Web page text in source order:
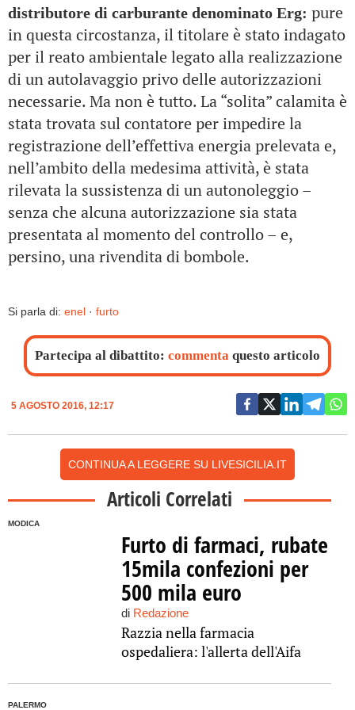
distributore di carburante denominato Erg: pure
in questa circostanza, il titolare è stato indagato
per il reato ambientale legato alla realizzazione
di un autolavaggio privo delle autorizzazioni
necessarie. Ma non è tutto. La “solita” calamita è
stata trovata sul contatore per impedire la
registrazione dell’effettiva energia prelevata e,
nell’ambito della medesima attività, è stata
rilevata la sussistenza di un autonoleggio –
senza che alcuna autorizzazione sia stata
presentata al momento del controllo – e,
persino, una rivendita di bombole.
Si parla di: enel · furto
Partecipa al dibattito: commenta questo articolo
5 AGOSTO 2016, 12:17
CONTINUA A LEGGERE SU LIVESICILIA.IT
Articoli Correlati
MODICA
Furto di farmaci, rubate
15mila confezioni per
500 mila euro
di Redazione
Razzia nella farmacia
ospedaliera: l'allerta dell'Aifa
PALERMO